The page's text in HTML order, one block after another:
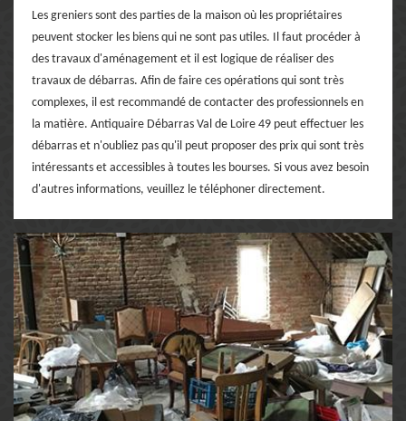
Les greniers sont des parties de la maison où les propriétaires
peuvent stocker les biens qui ne sont pas utiles. Il faut procéder à
des travaux d'aménagement et il est logique de réaliser des
travaux de débarras. Afin de faire ces opérations qui sont très
complexes, il est recommandé de contacter des professionnels en
la matière. Antiquaire Débarras Val de Loire 49 peut effectuer les
débarras et n'oubliez pas qu'il peut proposer des prix qui sont très
intéressants et accessibles à toutes les bourses. Si vous avez besoin
d'autres informations, veuillez le téléphoner directement.